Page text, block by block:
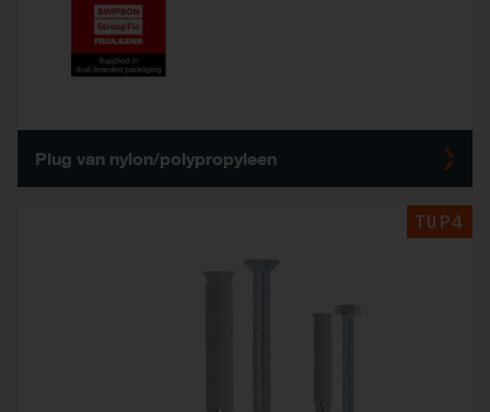
Plug van nylon/polypropyleen
TUP4